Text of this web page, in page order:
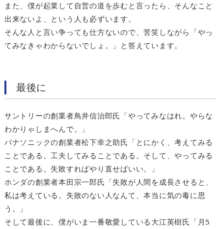
また、僕が起業して自営の道を歩むと言ったら、そんなこと
出来ないよ、という人も必ずいます。
そんな人と言い争っても仕方ないので、苦笑しながら「やっ
てみなきゃわからないでしょ。」と答えています。
最後に
サントリーの創業者鳥井信治郎氏「やってみなはれ。やらな
わかりゃしまへんで。」
パナソニックの創業者松下幸之助氏「とにかく、考えてみる
ことである。工夫してみることである。そして、やってみる
ことである。失敗すればやり直せばいい。」
ホンダの創業者本田宗一郎氏「失敗が人間を成長させると、
私は考えている。失敗のない人なんて、本当に気の毒に思
う。」
そして最後に、僕がいま一番敬愛している大江英樹氏「月5